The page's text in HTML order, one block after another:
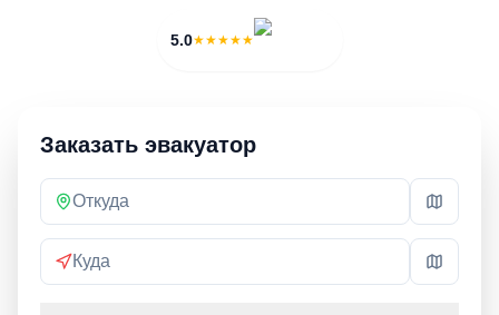
5.0★★★★★
Заказать эвакуатор